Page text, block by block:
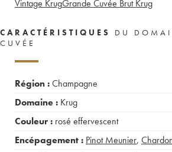
Vintage KrugGrande Cuvée Brut Krug
CARACTÉRISTIQUES
DU
CUVÉE
Région :Champagne
Domaine : Krug
Couleur : rosé effervescent
Encépagement : Pinot Meunier,